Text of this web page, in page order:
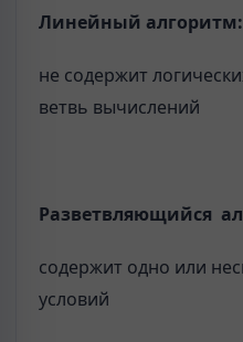
Линейный алгоритм:
не содержит
ветвь вычислений
Разветвляющийся
содержит одно или
условий